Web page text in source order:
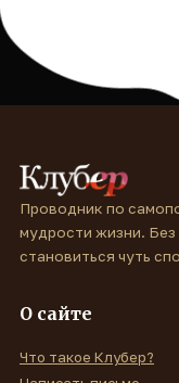
Проводник по
мудрости жизни.
становиться чуть
О сайте
Что такое Клубер?